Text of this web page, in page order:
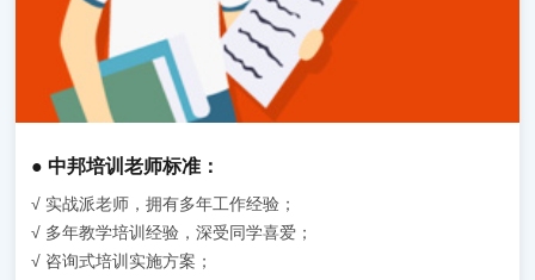
● 中邦培训老师标准：
√ 实战派老师，拥有多年工作经验；
√ 多年教学培训经验，深受同学喜爱；
√ 咨询式培训实施方案；